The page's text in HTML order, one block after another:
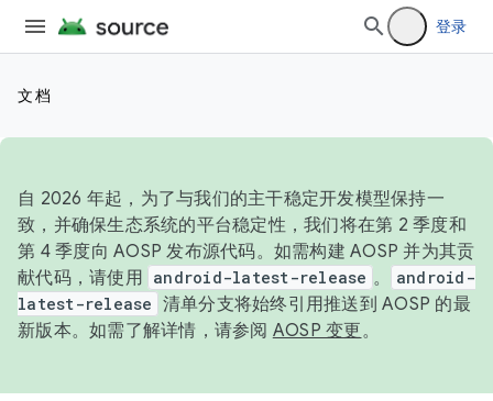
登录
文档
自 2026 年起，为了与我们的主干稳定开发模型保持一
致，并确保生态系统的平台稳定性，我们将在第 2 季度和
第 4 季度向 AOSP 发布源代码。如需构建 AOSP 并为其贡
献代码，请使用 android-latest-release 。
android-
latest-release 清单分支将始终引用推送到 AOSP 的最
新版本。如需了解详情，请参阅 AOSP 变更。